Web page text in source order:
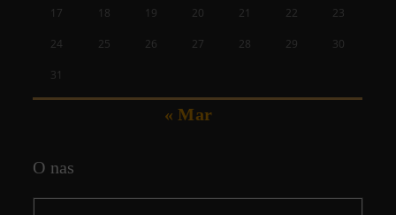
17 18 19 20 21 22 23
24 25 26 27 28 29 30
31
« Mar
O nas